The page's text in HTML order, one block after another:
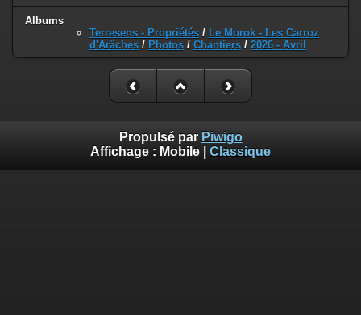
Albums
Terresens - Propriétés / Le Morok - Les Carroz
d'Arâches / Photos / Chantiers / 2026 - Avril
Propulsé par Piwigo
Affichage : Mobile Classique